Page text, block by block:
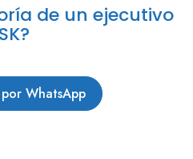
de un ejecutivo
SK?
WhatsApp